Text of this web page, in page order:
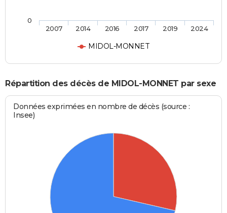
MIDOL-MONNET
2007 2014 2016 2017 2019 2024
0
Répartition des décès de MIDOL-MONNET par sexe
Données exprimées en nombre de décès (source :
Insee)